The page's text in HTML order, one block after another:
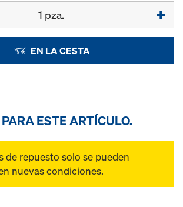
EN LA CESTA
ESTE ARTÍCULO.
de repuesto solo se pueden
nuevas condiciones.